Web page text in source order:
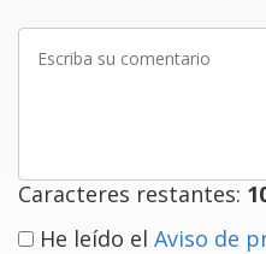
Caracteres restantes:
He leído el Aviso de